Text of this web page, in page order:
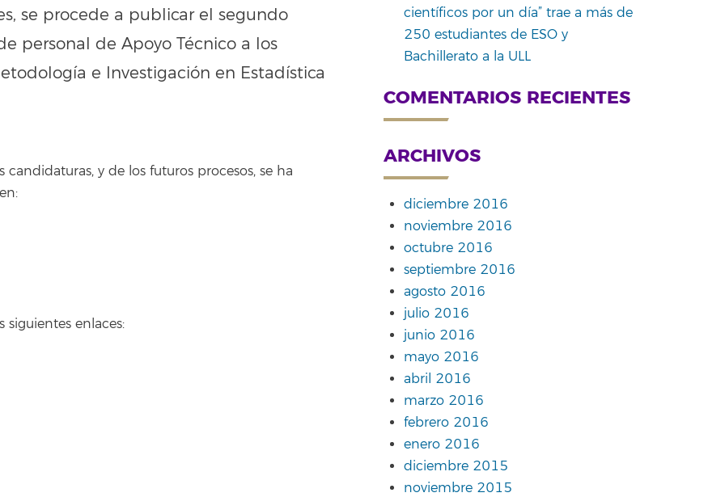
se procede a publicar el segundo
personal de Apoyo Técnico a los
e Investigación en Estadística
y de los futuros procesos, se ha
siguientes enlaces:
científicos por un día” trae a más de
250 estudiantes de ESO y
Bachillerato a la ULL
COMENTARIOS RECIENTES
ARCHIVOS
diciembre 2016
noviembre 2016
octubre 2016
septiembre 2016
agosto 2016
julio 2016
junio 2016
mayo 2016
abril 2016
marzo 2016
febrero 2016
enero 2016
diciembre 2015
noviembre 2015